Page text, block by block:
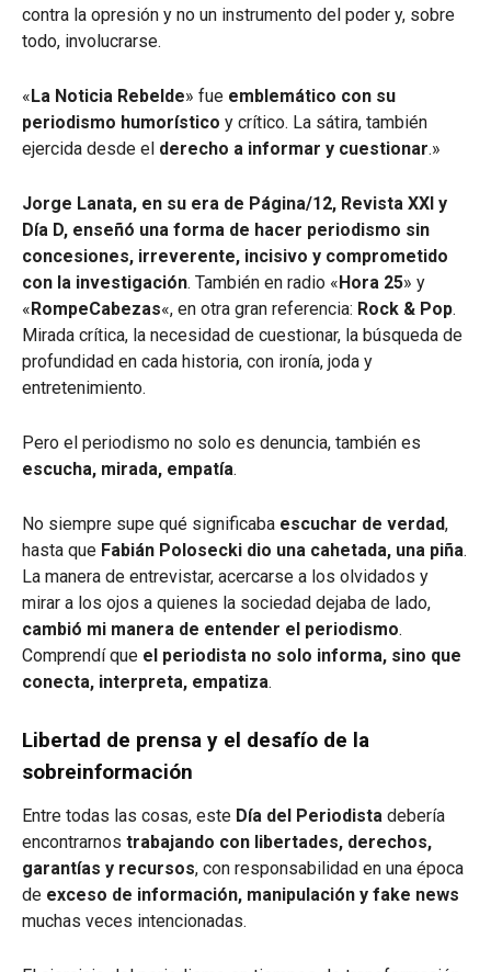
contra la opresión y no un instrumento del poder y, sobre
todo, involucrarse.
«La Noticia Rebelde» fue emblemático con su
periodismo humorístico y crítico. La sátira, también
ejercida desde el derecho a informar y cuestionar.»
Jorge Lanata, en su era de Página/12, Revista XXI y
Día D, enseñó una forma de hacer periodismo sin
concesiones, irreverente, incisivo y comprometido
con la investigación. También en radio «Hora 25» y
«RompeCabezas«, en otra gran referencia: Rock & Pop.
Mirada crítica, la necesidad de cuestionar, la búsqueda de
profundidad en cada historia, con ironía, joda y
entretenimiento.
Pero el periodismo no solo es denuncia, también es
escucha, mirada, empatía.
No siempre supe qué significaba escuchar de verdad,
hasta que Fabián Polosecki dio una cahetada, una piña.
La manera de entrevistar, acercarse a los olvidados y
mirar a los ojos a quienes la sociedad dejaba de lado,
cambió mi manera de entender el periodismo.
Comprendí que el periodista no solo informa, sino que
conecta, interpreta, empatiza.
Libertad de prensa y el desafío de la
sobreinformación
Entre todas las cosas, este Día del Periodista debería
encontrarnos trabajando con libertades, derechos,
garantías y recursos, con responsabilidad en una época
de exceso de información, manipulación y fake news
muchas veces intencionadas.